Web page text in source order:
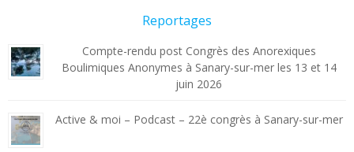
Reportages
Compte-rendu post Congrès des Anorexiques
Boulimiques Anonymes à Sanary-sur-mer les 13 et 14
juin 2026
Active & moi – Podcast – 22è congrès à Sanary-sur-mer